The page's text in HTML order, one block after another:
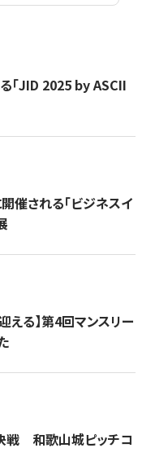
「JID 2025 by ASCII
催される「ビジネスイ
える】​​第4回マンスリー
戦 和歌山城ピッチコ